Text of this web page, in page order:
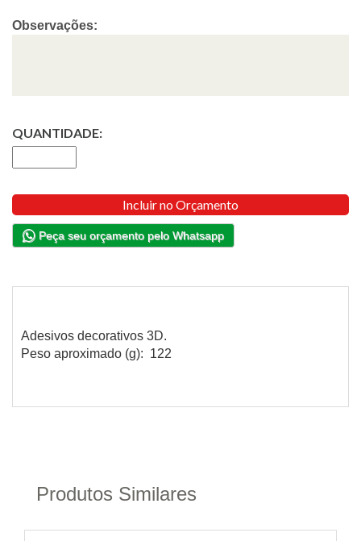
Observações:
QUANTIDADE:
Incluir no Orçamento
Peça seu orçamento pelo Whatsapp
Adesivos decorativos 3D.
Peso aproximado (g): 122
Produtos Similares